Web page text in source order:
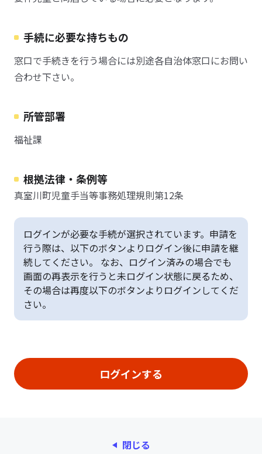
手続に必要な持ちもの
窓口で手続きを行う場合には別途各自治体窓口にお問い
合わせ下さい。
所管部署
福祉課
根拠法律・条例等
真室川町児童手当等事務処理規則第12条
ログインが必要な手続が選択されています。申請を
行う際は、以下のボタンよりログイン後に申請を継
続してください。 なお、ログイン済みの場合でも
画面の再表示を行うと未ログイン状態に戻るため、
その場合は再度以下のボタンよりログインしてくだ
さい。
閉じる